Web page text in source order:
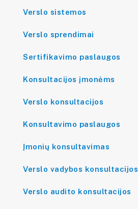
Verslo sistemos
Verslo sprendimai
Sertifikavimo paslaugos
Konsultacijos įmonėms
Verslo konsultacijos
Konsultavimo paslaugos
Įmonių konsultavimas
Verslo vadybos konsultacijos
Verslo audito konsultacijos